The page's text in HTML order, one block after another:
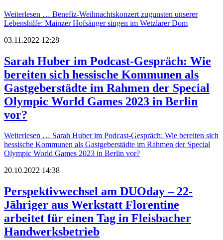
Weiterlesen … Benefiz-Weihnachtskonzert zugunsten unserer
Lebenshilfe: Mainzer Hofsänger singen im Wetzlarer Dom
03.11.2022 12:28
Sarah Huber im Podcast-Gespräch: Wie
bereiten sich hessische Kommunen als
Gastgeberstädte im Rahmen der Special
Olympic World Games 2023 in Berlin
vor?
Weiterlesen … Sarah Huber im Podcast-Gespräch: Wie bereiten sich
hessische Kommunen als Gastgeberstädte im Rahmen der Special
Olympic World Games 2023 in Berlin vor?
20.10.2022 14:38
Perspektivwechsel am DUOday – 22-
Jähriger aus Werkstatt Florentine
arbeitet für einen Tag in Fleisbacher
Handwerksbetrieb